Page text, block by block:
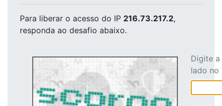
Para liberar o acesso do IP 216.73.217.2,
responda ao desafio abaixo.
Digite
lado no